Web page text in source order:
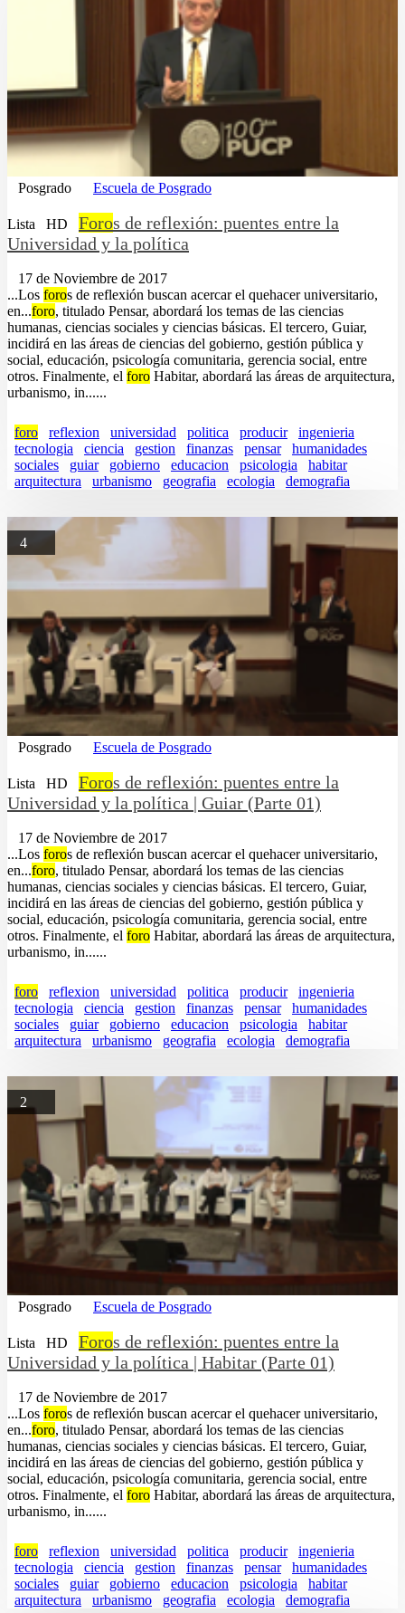
Posgrado Escuela de Posgrado
Lista HD Foros de reflexión: puentes entre la
Universidad y la política
17 de Noviembre de 2017
...Los foros de reflexión buscan acercar el quehacer universitario,
en...foro, titulado Pensar, abordará los temas de las ciencias
humanas, ciencias sociales y ciencias básicas. El tercero, Guiar,
incidirá en las áreas de ciencias del gobierno, gestión pública y
social, educación, psicología comunitaria, gerencia social, entre
otros. Finalmente, el foro Habitar, abordará las áreas de arquitectura,
urbanismo, in......
foro reflexion universidad politica producir
ingenieria
tecnologia
ciencia gestion finanzas pensar
humanidades
sociales
guiar gobierno educacion psicologia
habitar
arquitectura
urbanismo geografia ecologia demografia
4
Posgrado Escuela de Posgrado
Lista HD Foros de reflexión: puentes entre la
Universidad y la política | Guiar (Parte 01)
17 de Noviembre de 2017
...Los foros de reflexión buscan acercar el quehacer universitario,
en...foro, titulado Pensar, abordará los temas de las ciencias
humanas, ciencias sociales y ciencias básicas. El tercero, Guiar,
incidirá en las áreas de ciencias del gobierno, gestión pública y
social, educación, psicología comunitaria, gerencia social, entre
otros. Finalmente, el foro Habitar, abordará las áreas de arquitectura,
urbanismo, in......
foro reflexion universidad politica producir
ingenieria
tecnologia
ciencia gestion finanzas pensar
humanidades
sociales
guiar gobierno educacion psicologia
habitar
arquitectura
urbanismo geografia ecologia demografia
2
Posgrado Escuela de Posgrado
Lista HD Foros de reflexión: puentes entre la
Universidad y la política | Habitar (Parte 01)
17 de Noviembre de 2017
...Los foros de reflexión buscan acercar el quehacer universitario,
en...foro, titulado Pensar, abordará los temas de las ciencias
humanas, ciencias sociales y ciencias básicas. El tercero, Guiar,
incidirá en las áreas de ciencias del gobierno, gestión pública y
social, educación, psicología comunitaria, gerencia social, entre
otros. Finalmente, el foro Habitar, abordará las áreas de arquitectura,
urbanismo, in......
foro reflexion universidad politica producir
ingenieria
tecnologia
ciencia gestion finanzas pensar
humanidades
sociales
guiar gobierno educacion psicologia
habitar
arquitectura
urbanismo geografia ecologia demografia